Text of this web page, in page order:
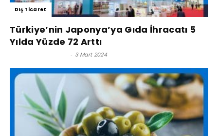
Dış Ticaret
Türkiye’nin Japonya’ya Gıda İhracatı 5
Yılda Yüzde 72 Arttı
- 3 Mart 2024